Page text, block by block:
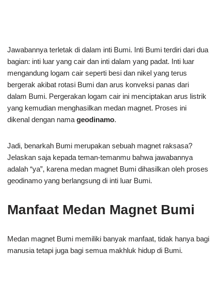
Jawabannya terletak di dalam inti Bumi. Inti Bumi terdiri dari dua
bagian: inti luar yang cair dan inti dalam yang padat. Inti luar
mengandung logam cair seperti besi dan nikel yang terus
bergerak akibat rotasi Bumi dan arus konveksi panas dari
dalam Bumi. Pergerakan logam cair ini menciptakan arus listrik
yang kemudian menghasilkan medan magnet. Proses ini
dikenal dengan nama geodinamo.
Jadi, benarkah Bumi merupakan sebuah magnet raksasa?
Jelaskan saja kepada teman-temanmu bahwa jawabannya
adalah “ya”, karena medan magnet Bumi dihasilkan oleh proses
geodinamo yang berlangsung di inti luar Bumi.
Manfaat Medan Magnet Bumi
Medan magnet Bumi memiliki banyak manfaat, tidak hanya bagi
manusia tetapi juga bagi semua makhluk hidup di Bumi.